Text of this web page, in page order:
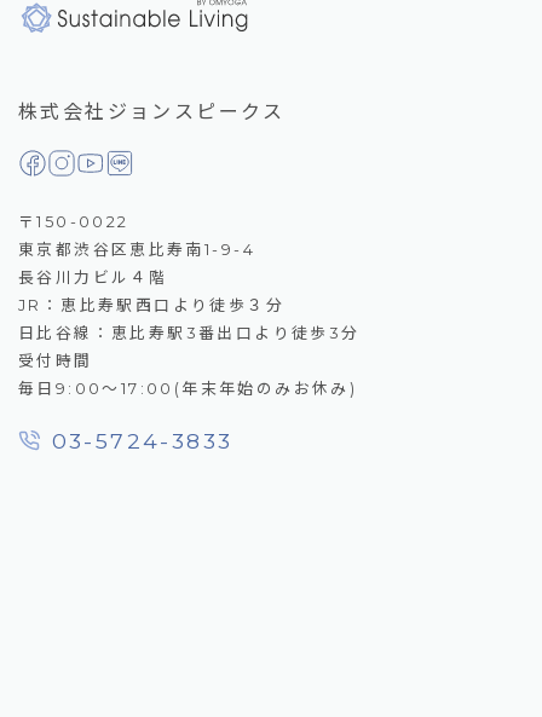
株式会社ジョンスピークス
〒150-0022
東京都渋谷区恵比寿南1-9-4
長谷川力ビル４階
JR：恵比寿駅西口より徒歩３分
日比谷線：恵比寿駅3番出口より徒歩3分
受付時間
毎日9:00～17:00(年末年始のみお休み)
03-5724-3833